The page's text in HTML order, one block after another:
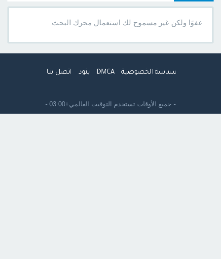
عفوًا ولكن غير مسموح لك استعمال محرك البحث
سياسة الخصوصية DMCA بنود اتصل بنا
- جميع الأوقات تستخدم التوقيت العالمي+03:00 -